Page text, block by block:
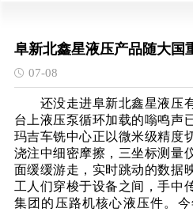
阜新北鑫星液压产品随大国
07-08
还没走进阜新北鑫星液压
台上液压泵循环加载的嗡鸣声
玛吉车铣中心正以微米级精度
浇注中细密摩擦，三坐标测量
面缓缓游走，实时跳动的数据
工人们穿梭于设备之间，手中
集团的压路机核心液压件。